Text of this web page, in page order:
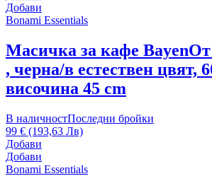
Добави
Bonami Essentials
Масичка за кафе BayenОт
, черна/в естествен цвят,
височина 45 cm
В наличностПоследни бройки
99 € (193,63 Лв)
Добави
Добави
Bonami Essentials